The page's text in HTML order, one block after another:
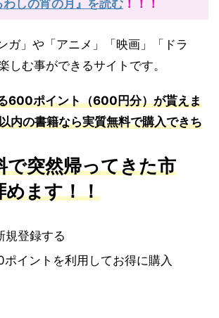
しの宵の月』を読む ！！！
ガ」や「アニメ」「映画」「ドラ
しむ事ができるサイトです。
600ポイント（600円分）が貰えま
内の書籍なら実質無料で購入できち
で突然帰ってきた市
めます！！
規登録する
イントを利用してお得に購入